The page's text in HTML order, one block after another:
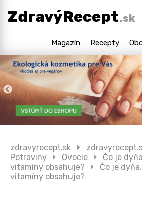
ZdravýRecept.sk
Magazín Recepty
zdravyrecept.sk
Potraviny
Ovocie
Čo je
vitamíny obsahuje?
Čo je
vitamíny obsahuje?